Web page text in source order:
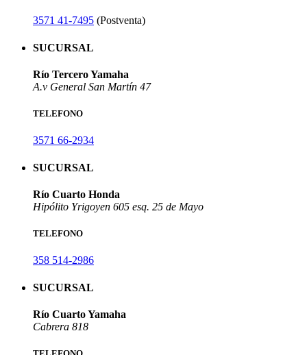
3571 41-7495 (Postventa)
SUCURSAL
Río Tercero Yamaha
A.v General San Martín 47
TELEFONO
3571 66-2934
SUCURSAL
Río Cuarto Honda
Hipólito Yrigoyen 605 esq. 25 de Mayo
TELEFONO
358 514-2986
SUCURSAL
Río Cuarto Yamaha
Cabrera 818